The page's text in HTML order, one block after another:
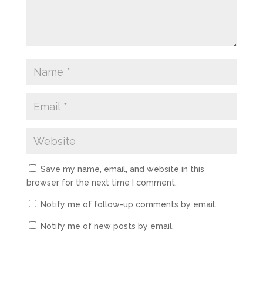
Save my name, email, and website in this
browser for the next time I comment.
Notify me of follow-up comments by email.
Notify me of new posts by email.